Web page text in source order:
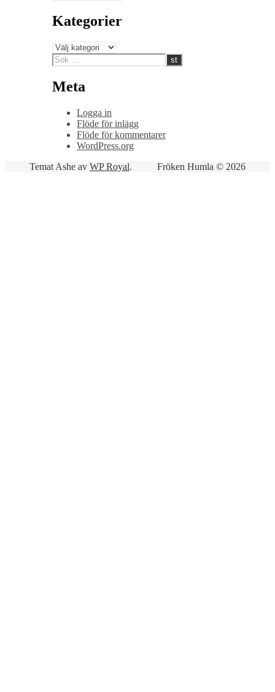
Kategorier
Kategorier
Meta
Logga in
Flöde för inlägg
Flöde för kommentarer
WordPress.org
Fröken Humla © 2026
Temat Ashe av WP Royal.